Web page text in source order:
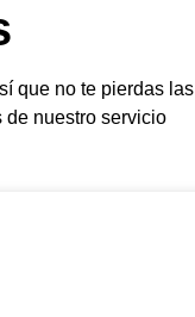
que no te pierdas las
de nuestro servicio